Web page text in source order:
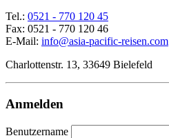
Tel.: 0521 - 770 120 45
Fax: 0521 - 770 120 46
E-Mail: info@asia-pacific-reisen.com
Charlottenstr. 13, 33649 Bielefeld
Anmelden
Benutzername